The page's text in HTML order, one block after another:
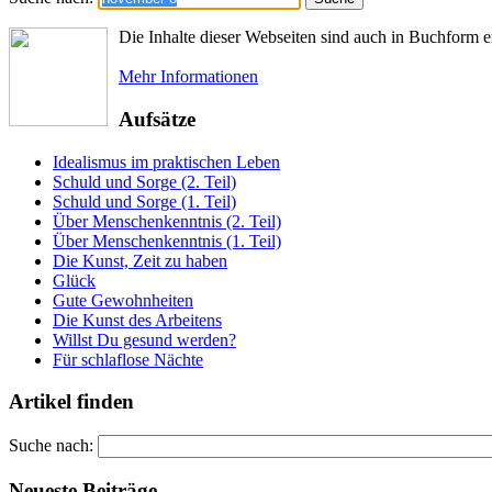
Die Inhalte dieser Webseiten sind auch in Buchform
Mehr Informationen
Aufsätze
Idealismus im praktischen Leben
Schuld und Sorge (2. Teil)
Schuld und Sorge (1. Teil)
Über Menschenkenntnis (2. Teil)
Über Menschenkenntnis (1. Teil)
Die Kunst, Zeit zu haben
Glück
Gute Gewohnheiten
Die Kunst des Arbeitens
Willst Du gesund werden?
Für schlaflose Nächte
Artikel finden
Suche nach: